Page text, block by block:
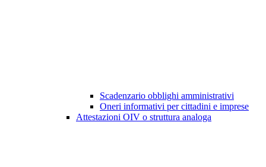
Scadenzario obblighi amministrativi
Oneri informativi per cittadini e imprese
Attestazioni OIV o struttura analoga